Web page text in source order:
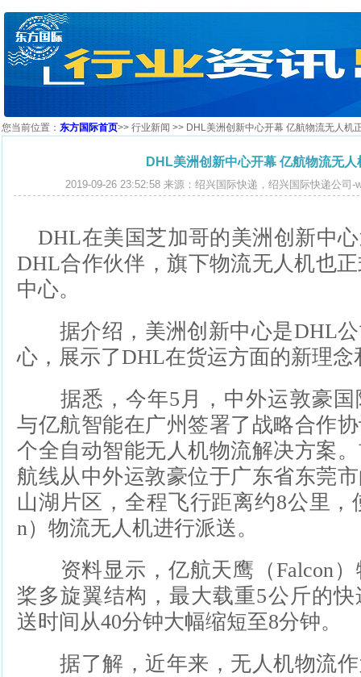
您当前位置： 东方国际首页>> 行业新闻 >> DHL美洲创新中心开幕 亿航物流无人机
DHL美洲创新中心开幕 亿航物流无人
2019-09-26 23:52:58 来源：绍兴国际快递，绍兴国际快递公司-
DHL在美国芝加哥的美洲创新中
DHL合作伙伴，旗下物流无人机也
中心。
据介绍，美洲创新中心是DHL公
心，展示了DHL在货运方面的新理念
据悉，今年5月，中外运敦豪国
与亿航智能在广州签署了战略合作
个全自动智能无人机物流解决方案
航线从中外运敦豪位于广东省东莞
山湖片区，全程飞行距离约8公里，
n）物流无人机进行派送。
资料显示，亿航天鹰（Falcon）
桨多旋翼结构，最大载重5公斤的
送时间从40分钟大幅缩短至8分钟。
据了解，近年来，无人机物流作